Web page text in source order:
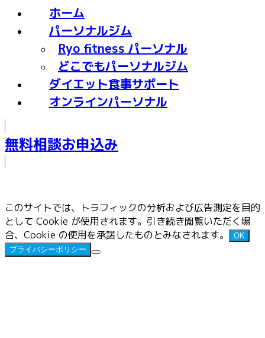
ホーム
パーソナルジム
Ryo fitness パーソナル
どこでもパーソナルジム
ダイエット食事サポート
オンラインパーソナル
無料相談お申込み
このサイトでは、トラフィックの分析および広告測定を目的
として Cookie が使用されます。引き続き閲覧いただく場
合、Cookie の使用を承諾したものとみなされます。
OK
プライバシーポリシー